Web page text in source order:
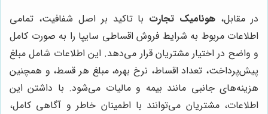
در مقابل، هونامیک تجارت با تاکید بر اصل شفافیت، تمامی
اطلاعات مربوط به شرایط فروش اقساطی سایپا را به صورت کامل
و واضح در اختیار مشتریان قرار می‌دهد. این اطلاعات شامل مبلغ
پیش‌پرداخت، تعداد اقساط، نرخ بهره، مبلغ هر قسط، و همچنین
هزینه‌های جانبی مانند بیمه و مالیات می‌شود. با داشتن این
اطلاعات، مشتریان می‌توانند با اطمینان خاطر و آگاهی کامل،